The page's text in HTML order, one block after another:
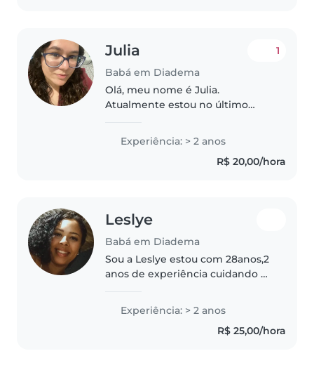
Julia
Babá em Diadema
1
Olá, meu nome é Julia.
Atualmente estou no último
Enfermagem e possuo
certificações em Primeiros
Socorros e Atendimento Pré-
Experiência: > 2 anos
R$ 20,00/hora
Leslye
Babá em Diadema
Sou a Leslye estou com 28anos,2
anos de experiência cuidando de
Estou cursando Pedagogia e
adoro atividades como desenho,
leitura e música. Sou uma
Experiência: > 2 anos
R$ 25,00/hora